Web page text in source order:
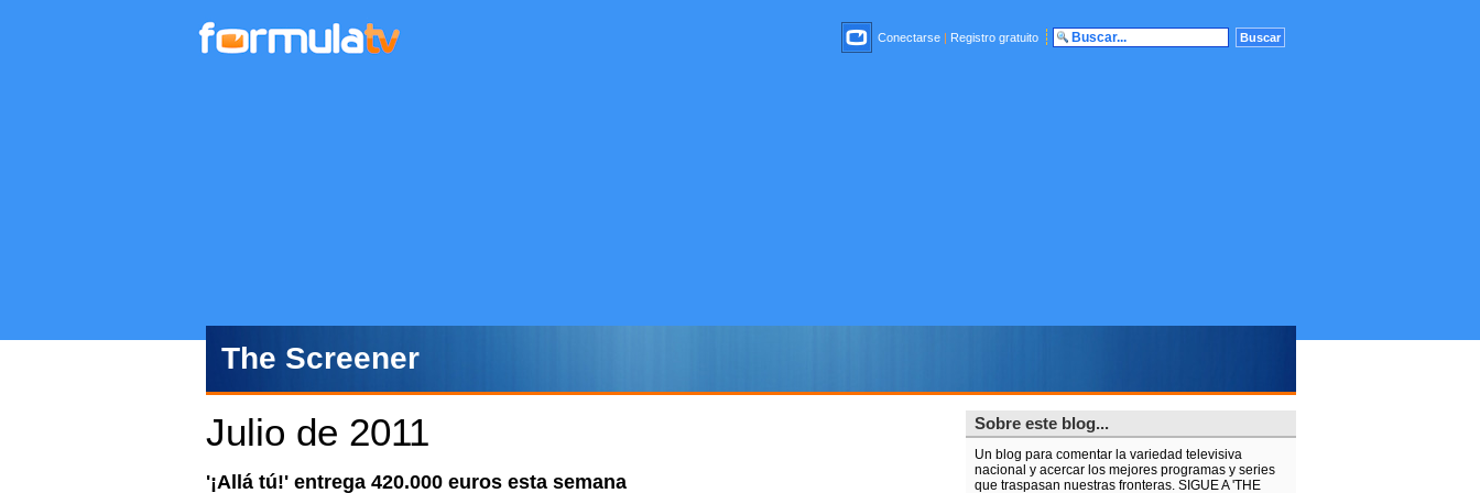
Conectarse | Registro gratuito
The Screener
Julio de 2011
'¡Allá tú!' entrega 420.000 euros esta semana
Sobre este blog...
Un blog para comentar la variedad televisiva
nacional y acercar los mejores programas y series
que traspasan nuestras fronteras. SIGUE A 'THE